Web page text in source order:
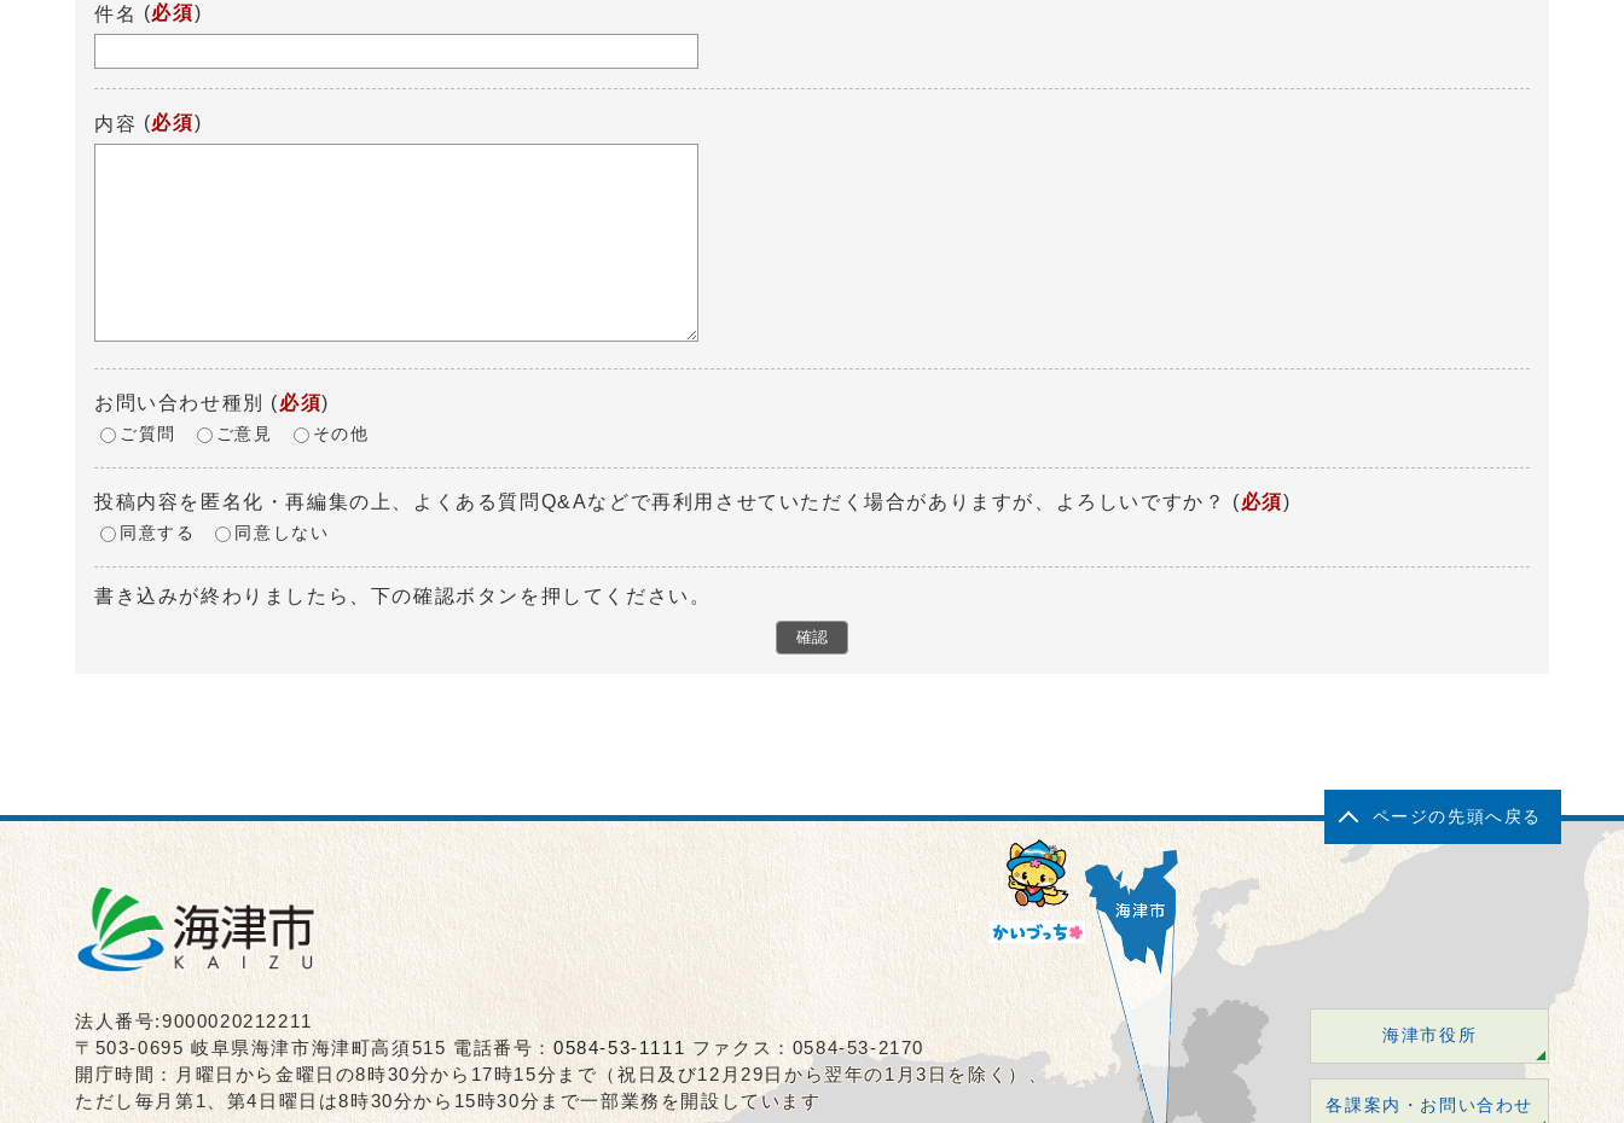
件名 (必須)
内容 (必須)
お問い合わせ種別 (必須)
ご質問 ご意見 その他
投稿内容を匿名化・再編集の上、よくある質問Q&Aなどで再利用させていただく場合がありますが、よろしいですか？ (必須)
同意する 同意しない
書き込みが終わりましたら、下の確認ボタンを押してください。
確認
ページの先頭へ戻る
法人番号:9000020212211
〒503-0695 岐阜県海津市海津町高須515 電話番号：0584-53-1111ファクス：0584-53-2170
開庁時間：月曜日から金曜日の8時30分から17時15分まで（祝日及び12月29日から翌年の1月3日を除く）、
ただし毎月第1、第4日曜日は8時30分から15時30分まで一部業務を開設しています
海津市役所
各課案内・お問い合わせ